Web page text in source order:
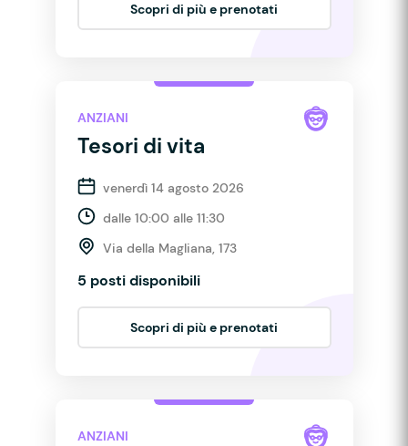
Scopri di più e prenotati
ANZIANI
Tesori di vita
venerdì 14 agosto 2026
dalle 10:00 alle 11:30
Via della Magliana, 173
5 posti disponibili
Scopri di più e prenotati
ANZIANI